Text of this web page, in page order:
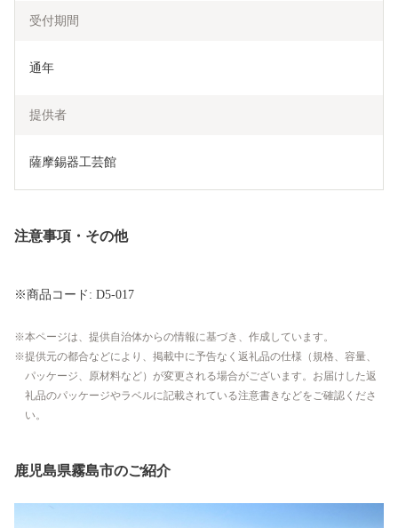
受付期間
通年
提供者
薩摩錫器工芸館
注意事項・その他
※商品コード: D5-017
本ページは、提供自治体からの情報に基づき、作成しています。
提供元の都合などにより、掲載中に予告なく返礼品の仕様（規格、容量、
パッケージ、原材料など）が変更される場合がございます。お届けした返
礼品のパッケージやラベルに記載されている注意書きなどをご確認くださ
い。
鹿児島県霧島市のご紹介